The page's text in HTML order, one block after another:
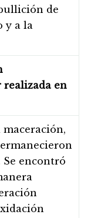
de
y a la
en
Se encontró